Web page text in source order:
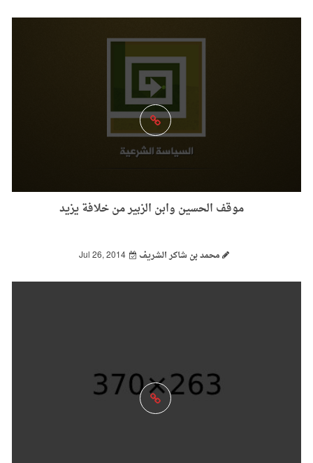
موقف الحسين وابن الزبير من خلافة يزيد
محمد بن شاكر الشريف Jul 26, 2014